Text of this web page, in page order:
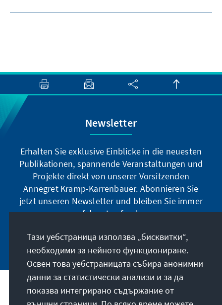
Newsletter
Erhalten Sie exklusive Einblicke in die neuesten
Publikationen, spannende Veranstaltungen und
Projekte direkt von unserer Vorsitzenden
Annegret Kramp-Karrenbauer. Abonnieren Sie
jetzt unseren Newsletter und bleiben Sie immer
auf dem Laufenden.
Jetzt abonnieren
Нашата мисия
Тази уебстраница използва „бисквитки“,
необходими за нейното функциониране.
Освен това уебстраницата събира анонимни
данни за статистически анализи и за да
показва интегрирано съдържание от